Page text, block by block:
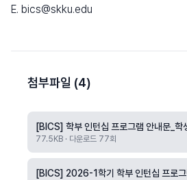
E. bics@skku.edu
첨부파일 (4)
77.5KB · 다운로드 77회